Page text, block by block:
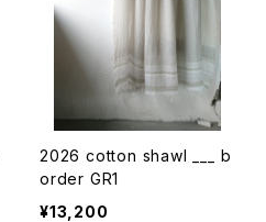
2026 cotton shawl ___ b
order GR1
¥13,200